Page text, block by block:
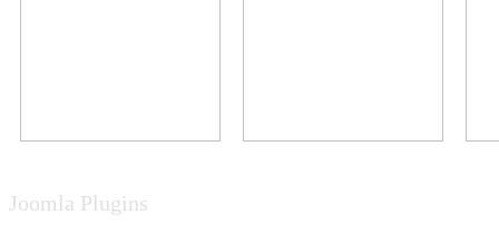
Joomla Plugins